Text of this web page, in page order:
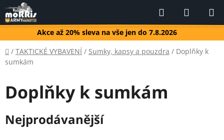
Přejít
na
obsah
Akce až 20% sleva na vše jen do 7.8.2026
Hledat
KOŠÍK
Domů
/ TAKTICKÉ VYBAVENÍ / Sumky, kapsy a pouzdra / Doplňky k
sumkám
Doplňky k sumkám
Nejprodávanější